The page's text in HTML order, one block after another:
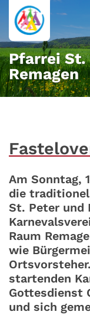
Zum Inhalt
Pfarrei St.
Remagen
Am Sonntag,
die
St. Peter und
Raum
wie
startenden
Gottesdienst
und sich